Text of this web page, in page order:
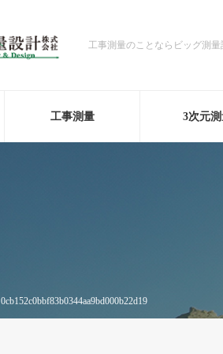
工事測量のことならビッグ測
工事測量 3次元
0cb152c0bbf83b0344aa9bd000b22d19